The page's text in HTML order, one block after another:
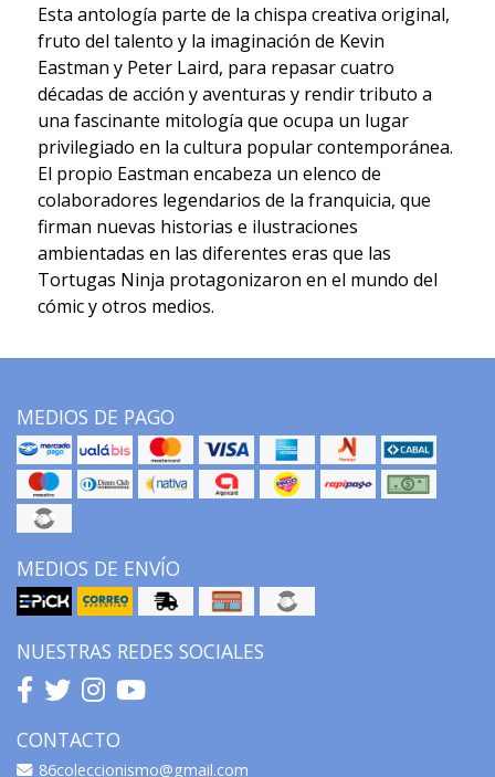
Esta antología parte de la chispa creativa original,
fruto del talento y la imaginación de Kevin
Eastman y Peter Laird, para repasar cuatro
décadas de acción y aventuras y rendir tributo a
una fascinante mitología que ocupa un lugar
privilegiado en la cultura popular contemporánea.
El propio Eastman encabeza un elenco de
colaboradores legendarios de la franquicia, que
firman nuevas historias e ilustraciones
ambientadas en las diferentes eras que las
Tortugas Ninja protagonizaron en el mundo del
cómic y otros medios.
MEDIOS DE PAGO
MEDIOS DE ENVÍO
NUESTRAS REDES SOCIALES
CONTACTO
86coleccionismo@gmail.com